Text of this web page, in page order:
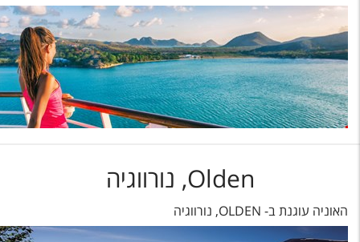
Olden, נורווגיה
האוניה עוגנת ב- OLDEN, נורווגיה